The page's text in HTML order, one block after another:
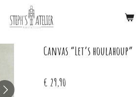
Canvas “Let’s houlahoup”
€ 29,90